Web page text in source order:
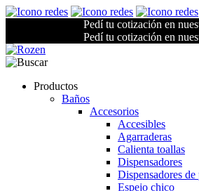
Pedí tu cotización en
Pedí tu cotización en
Productos
Baños
Accesorios
Accesibles
Agarraderas
Calienta toallas
Dispensadores
Dispensadores de
Espejo chico